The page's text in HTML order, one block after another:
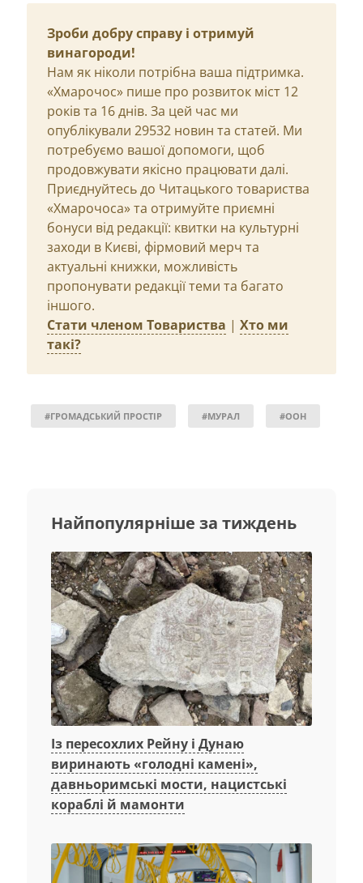
Зроби добру справу і отримуй
винагороди!
Нам як ніколи потрібна ваша підтримка.
«Хмарочос» пише про розвиток міст 12
років та 16 днів. За цей час ми
опублікували 29532 новин та статей. Ми
потребуємо вашої допомоги, щоб
продовжувати якісно працювати далі.
Приєднуйтесь до Читацького товариства
«Хмарочоса» та отримуйте приємні
бонуси від редакції: квитки на культурні
заходи в Києві, фірмовий мерч та
актуальні книжки, можливість
пропонувати редакції теми та багато
іншого.
Стати членом Товариства | Хто ми
такі?
#ГРОМАДСЬКИЙ ПРОСТІР #МУРАЛ #ООН
Найпопулярніше за тиждень
Із пересохлих Рейну і Дунаю
виринають «голодні камені»,
давньоримські мости, нацистські
кораблі й мамонти